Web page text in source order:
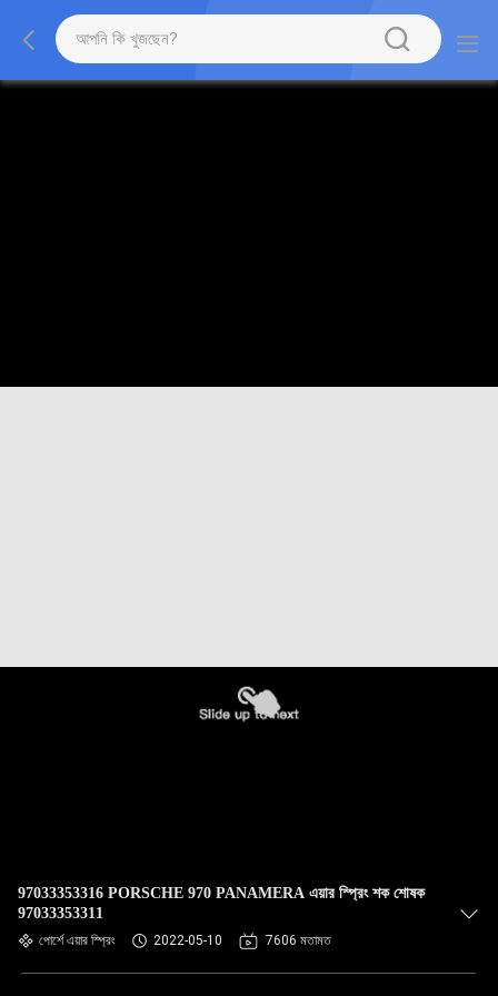
97033353316 PORSCHE 970 PANAMERA এয়ার স্প্রিং শক শোষক
97033353311
পোর্শে এয়ার স্প্রিং 2022-05-10 7606 মতামত